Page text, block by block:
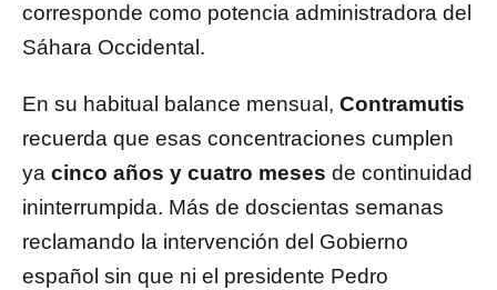
corresponde como potencia administradora del
Sáhara Occidental.
En su habitual balance mensual, Contramutis
recuerda que esas concentraciones cumplen
ya cinco años y cuatro meses de continuidad
ininterrumpida. Más de doscientas semanas
reclamando la intervención del Gobierno
español sin que ni el presidente Pedro